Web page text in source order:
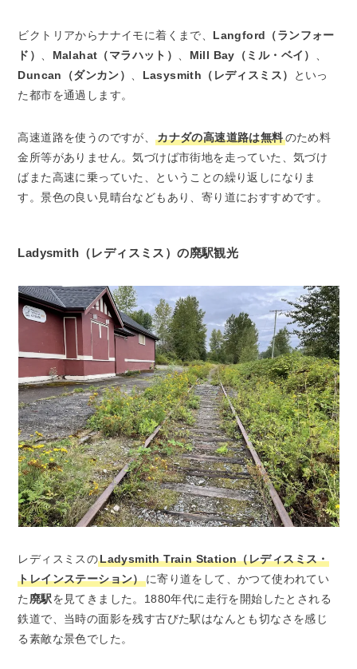
ビクトリアからナナイモに着くまで、 Langford（ランフォー
ド）
Malahat（マラハット） Mill Bay（ミル・ベイ）
Duncan（ダンカン）
Lasysmith（レディスミス）
といっ
た都市を通過します。
高速道路を使うのですが、カナダの高速道路は無料のため料
金所等がありません。気づけば市街地を走っていた、気づけ
ばまた高速に乗っていた、ということの繰り返しになりま
す。景色の良い見晴台などもあり、寄り道におすすめです。
Ladysmith（レディスミス）の廃駅観光
レディスミスのLadysmith Train Station（レディスミス・
トレインステーション）に寄り道をして、かつて使われてい
た 廃駅を見てきました。1880年代に走行を開始したとされる
鉄道で、当時の面影を残す古びた駅はなんとも切なさを感じ
る素敵な景色でした。